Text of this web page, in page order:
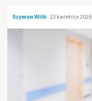
Szymon Wilk 23 kwietnia 2026